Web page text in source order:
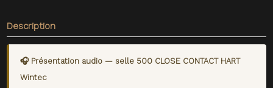
Description
🎧 Présentation audio — selle 500 CLOSE CONTACT HART
Wintec